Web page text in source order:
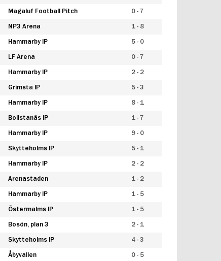
Magaluf Football Pitch 0 - 7
NP3 Arena 1 - 8
Hammarby IP 5 - 0
LF Arena 0 - 7
Hammarby IP 2 - 2
Grimsta IP 5 - 3
Hammarby IP 8 - 1
Bollstanäs IP 1 - 7
Hammarby IP 9 - 0
Skytteholms IP 5 - 1
Hammarby IP 2 - 2
Arenastaden 1 - 2
Hammarby IP 1 - 5
Östermalms IP 1 - 5
Bosön, plan 3 2 - 1
Skytteholms IP 4 - 3
Åbyvallen 0 - 5